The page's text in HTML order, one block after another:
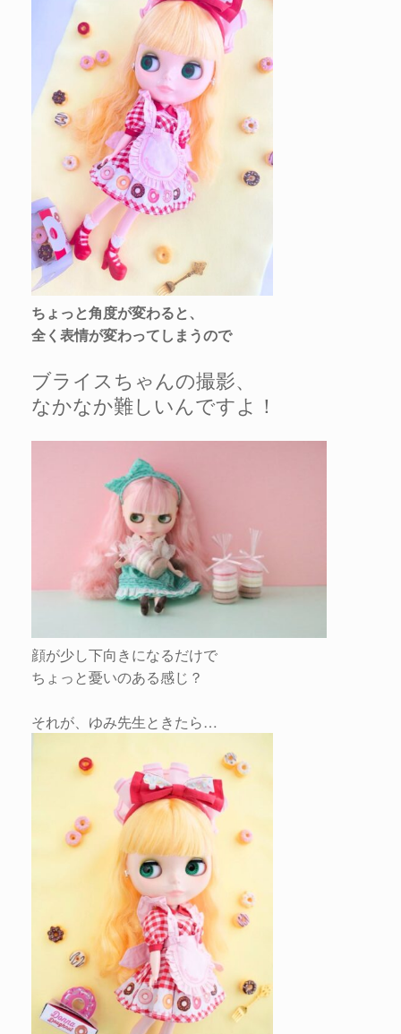
ちょっと角度が変わると、
全く表情が変わってしまうので
ブライスちゃんの撮影、
なかなか難しいんですよ！
顔が少し下向きになるだけで
ちょっと憂いのある感じ？
それが、ゆみ先生ときたら…